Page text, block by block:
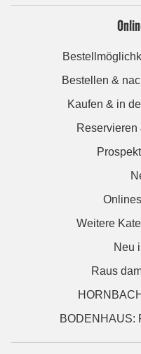
Bestellen &
Kaufen & in
Reservieren
Weitere
Neu
Raus
BODENHAUS: